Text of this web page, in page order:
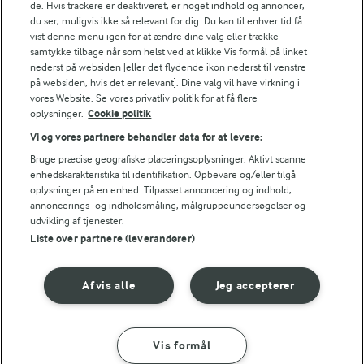
(35)
Fjæsing og sauterede
tomater
(4)
Gnocchi alla
Sorrentina
(9)
de. Hvis trackere er deaktiveret, er noget indhold og annoncer,
du ser, muligvis ikke så relevant for dig. Du kan til enhver tid få
vist denne menu igen for at ændre dine valg eller trække
samtykke tilbage når som helst ved at klikke Vis formål på linket
nederst på websiden [eller det flydende ikon nederst til venstre
på websiden, hvis det er relevant]. Dine valg vil have virkning i
vores Website. Se vores privatliv politik for at få flere
oplysninger. Cookie politik
Vi og vores partnere behandler data for at levere:
Bruge præcise geografiske placeringsoplysninger. Aktivt scanne
enhedskarakteristika til identifikation. Opbevare og/eller tilgå
oplysninger på en enhed. Tilpasset annoncering og indhold,
annoncerings- og indholdsmåling, målgruppeundersøgelser og
udvikling af tjenester.
Liste over partnere (leverandører)
Jeg accepterer
Afvis alle
Vis formål